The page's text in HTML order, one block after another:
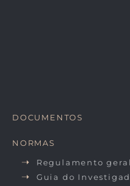
DOCUMENTOS
NORMAS
Regulamento geral
Guia do